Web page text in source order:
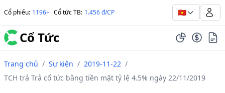
Cổ phiếu: 1196+ Cổ tức TB: 1.456 đ/CP 🇻🇳
Cổ Tức
Trang chủ / Sự kiện / 2019-11-22 /
TCH trả Trả cổ tức bằng tiền mặt tỷ lệ 4.5% ngày 22/11/2019